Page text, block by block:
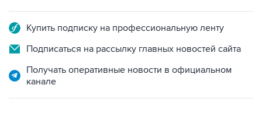
Подписаться на рассылку главных новостей сайта
Получать оперативные новости в официальном
НОВОСТИ ПО ТЕМЕ